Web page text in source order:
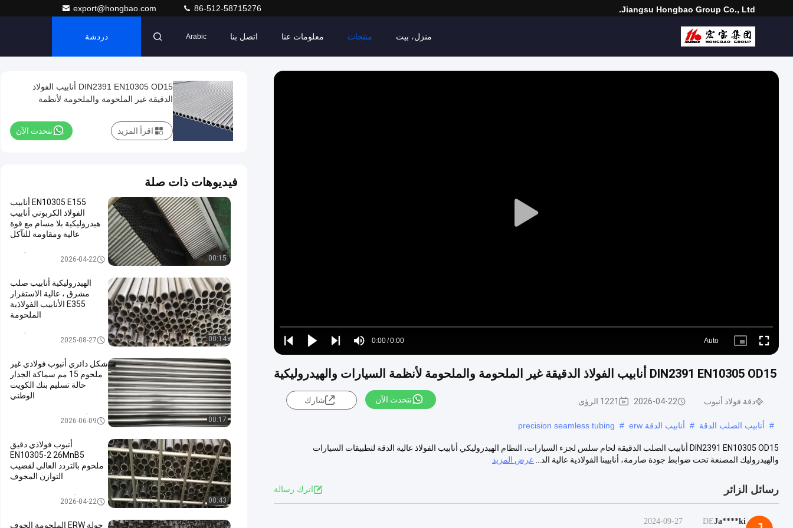
Jiangsu Hongbao Group Co., Ltd.
export@hongbao.com 86-512-58715276
منزل، بيت منتجات معلومات عنا اتصل بنا Arabic دردشة
Play
Play
Play
Play
Mute
Time
0:00/0:00
Loaded:
0%
Auto
Picture- Fullscreen
DIN2391 EN10305 OD15 أنابيب الفولاذ الدقيقة غير الملحومة والملحومة لأنظمة السيارات والهيدروليكية
دقة فولاذ أنبوب 2026-04-22 1221 الرؤى نتحدث الآن شارك
# أنابيب الصلب الدقة # أنابيب الدقة erw #
precision seamless tubing
DIN2391 EN10305 OD15 أنابيب الصلب الدقيقة لحام سلس لجزء السيارات، النظام الهيدروليكي أنابيب الفولاذ عالية الدقة لتطبيقات السيارات
والهيدروليك المصنعة تحت ضوابط جودة صارمة، أنابيبنا الفولاذية عالية الد...
عرض المزيد
رسائل الزائر اترك رسالة
Ja****ki
DE
2024-09-27
DIN2391 EN10305 OD15 أنابيب الفولاذ
الدقيقة غير الملحومة والملحومة لأنظمة
نتحدث الآن اقرأ المزيد
فيديوهات ذات صلة
00:15
EN10305 E155 أنابيب
الفولاذ الكربوني أنابيب
هيدروليكية بلا مسام مع قوة
عالية ومقاومة للتآكل
2026-04-22
00:14
الهيدروليكية أنابيب صلب
مشرق ، عالية الاستقرار
E355 الأنابيب الفولاذية
الملحومة
2025-08-27
00:17
شكل دائري أنبوب فولاذي غير
ملحوم 15 مم سماكة الجدار
حالة تسليم بنك الكويت
الوطني
أنابيب الصلب غير الملحومة
2026-06-09
00:43
أنبوب فولاذي دقيق
EN10305-2 26MnB5
ملحوم بالتردد العالي لقضيب
التوازن المجوف
أنابيب الصلب الملحومة2026-04-22
جولة ERW الملحومة الجوف